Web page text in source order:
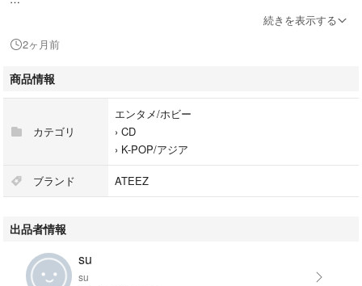
続きを表示する
2ヶ月前
商品情報
カテゴリ
エンタメ/ホビー
› CD
› K-POP/アジア
ブランド ATEEZ
出品者情報
su
su